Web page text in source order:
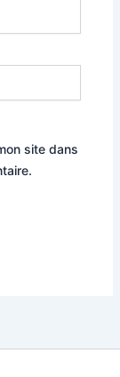
site dans